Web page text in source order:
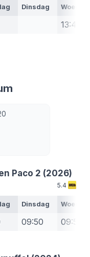
Dinsdag
13:45
Paco 2 (2026)
5.4
Dinsdag
09:50 09:50